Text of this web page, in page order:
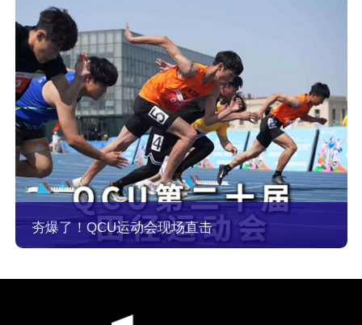
夯爆了！QCU运动会现场直击